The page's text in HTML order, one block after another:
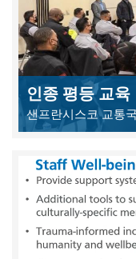
인종 평등 교육
샌프란시스코 교통